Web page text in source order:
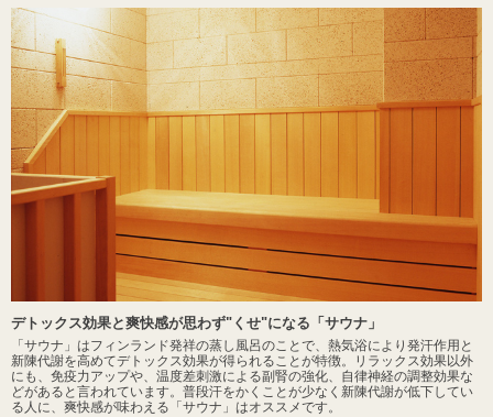
デトックス効果と爽快感が思わず"くせ"になる「サウナ」
「サウナ」はフィンランド発祥の蒸し風呂のことで、熱気浴により発汗作用と
新陳代謝を高めてデトックス効果が得られることが特徴。リラックス効果以外
にも、免疫力アップや、温度差刺激による副腎の強化、自律神経の調整効果な
どがあると言われています。普段汗をかくことが少なく新陳代謝が低下してい
る人に、爽快感が味わえる「サウナ」はオススメです。